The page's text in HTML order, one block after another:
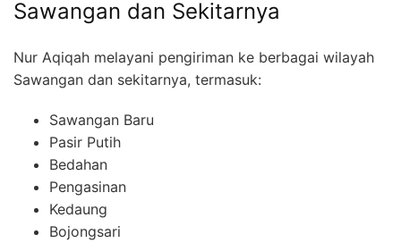
Sawangan dan Sekitarnya
Nur Aqiqah melayani pengiriman ke berbagai wilayah
Sawangan dan sekitarnya, termasuk:
Sawangan Baru
Pasir Putih
Bedahan
Pengasinan
Kedaung
Bojongsari